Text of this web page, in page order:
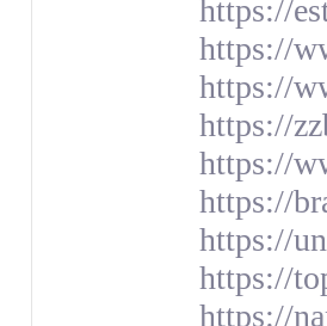
https://
https://
https://
https://
https://
https://
https://
https://
https://